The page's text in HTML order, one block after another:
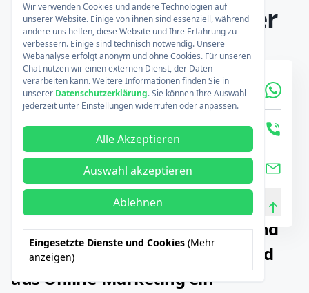
Ihr Ansprechpartner
Sebastian Homburg
Geschäftsführer
Wenn Kampagnen, Zielseiten und
Tracking zusammenspielen, wird
aus Online-Marketing ein
Wir verwenden Cookies und andere Technologien auf
unserer Website. Einige von ihnen sind essenziell, während
andere uns helfen, diese Website und Ihre Erfahrung zu
verbessern. Einige sind technisch notwendig. Unsere
Webanalyse erfolgt anonym und ohne Cookies. Für unseren
Chat nutzen wir einen externen Dienst, der Daten
verarbeiten kann. Weitere Informationen finden Sie in
unserer Datenschutzerklärung. Sie können Ihre Auswahl
jederzeit unter Einstellungen widerrufen oder anpassen.
Alle Akzeptieren
Auswahl akzeptieren
Ablehnen
Eingesetzte Dienste und Cookies (Mehr
anzeigen)